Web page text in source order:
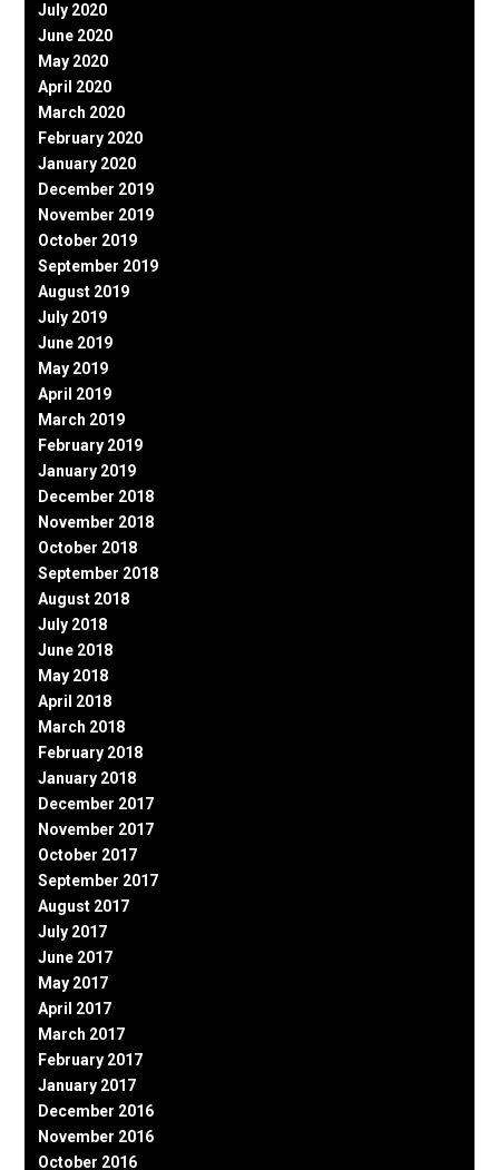
July 2020
June 2020
May 2020
April 2020
March 2020
February 2020
January 2020
December 2019
November 2019
October 2019
September 2019
August 2019
July 2019
June 2019
May 2019
April 2019
March 2019
February 2019
January 2019
December 2018
November 2018
October 2018
September 2018
August 2018
July 2018
June 2018
May 2018
April 2018
March 2018
February 2018
January 2018
December 2017
November 2017
October 2017
September 2017
August 2017
July 2017
June 2017
May 2017
April 2017
March 2017
February 2017
January 2017
December 2016
November 2016
October 2016